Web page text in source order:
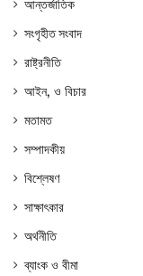
আন্তর্জাতিক
সংগৃহীত সংবাদ
রাষ্ট্রনীতি
আইন, ও বিচার
মতামত
সম্পাদকীয়
বিশ্লেষণ
সাক্ষাৎকার
অর্থনীতি
ব্যাংক ও বীমা